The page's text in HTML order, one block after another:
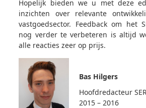
Hopelijk bieden we u met deze
inzichten over relevante
vastgoedsector. Feedback om het
nog verder te verbeteren is altijd
alle reacties zeer op prijs.
Bas Hilgers
Hoofdredacteur
2015 – 2016